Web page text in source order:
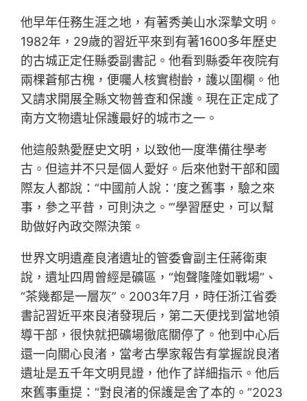
他早年任務生涯之地，有著秀美山水深摯文明。
1982年，29歲的習近平來到有著1600多年歷史
的古城正定任縣委副書記。他看到縣委年夜院有
兩棵蒼郁古槐，便囑人核實樹齡，護以圍欄。他
又請求開展全縣文物普查和保護。現在正定成了
南方文物遺址保護最好的城市之一。
他這般熱愛歷史文明，以致他一度準備往學考
古。但這并不只是個人愛好。后來他對干部和國
際友人都說：“中國前人說：‘度之舊事，驗之來
事，參之平昔，可則決之。’”學習歷史，可以幫
助做好內政交際決策。
世界文明遺產良渚遺址的管委會副主任蔣衛東
說，遺址四周曾經是礦區，“炮聲隆隆如戰場”、
“茶幾都是一層灰”。2003年7月，時任浙江省委
書記習近平來良渚發現后，第二天便找到當地領
導干部，很快就把礦場徹底關停了。他到中心后
還一向關心良渚，當考古學家報告有掌握說良渚
遺址是五千年文明見證，他作了詳細指示。他后
來舊事重提：“對良渚的保護是舍了本的。”2023